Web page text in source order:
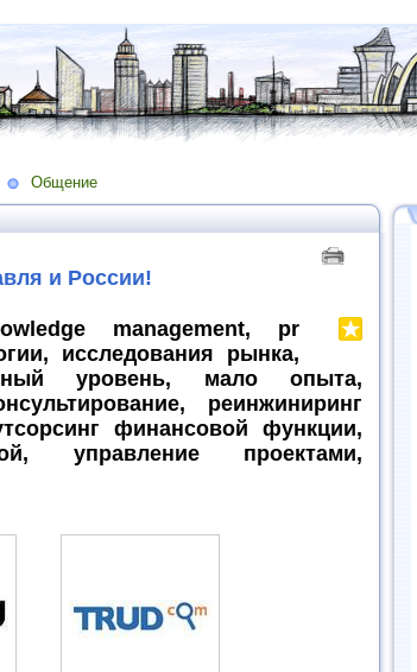
Общение
и России!
management, pr
исследования рынка,
уровень, мало опыта,
реинжиниринг
финансовой функции,
управление проектами,